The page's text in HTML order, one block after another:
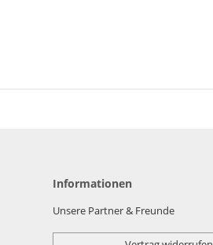
Informationen
Unsere Partner & Freunde